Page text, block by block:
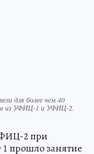
для более чем 40
из УФИЦ-1 и УФИЦ-2.
2 при
прошло занятие